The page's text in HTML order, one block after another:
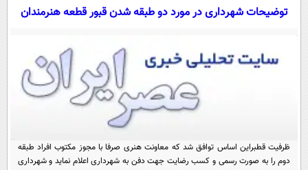
اقتصادی
جامعه
حوادث
یک برش دانایی
سفر و تفریح
بین الملل
علم و دانش
علمی
گوناگون
توضیحات شهرداری در مورد دو طبقه شدن قبور قطعه هنرمندان
ظرفیت قطبراین اساس توافق شد که معاونت هنری صرفا با مجوز مکتوب افراد طبقه
دوم را به صورت رسمی و کسب رضایت جهت دفن به شهرداری‌ اعلام نماید و شهرداری